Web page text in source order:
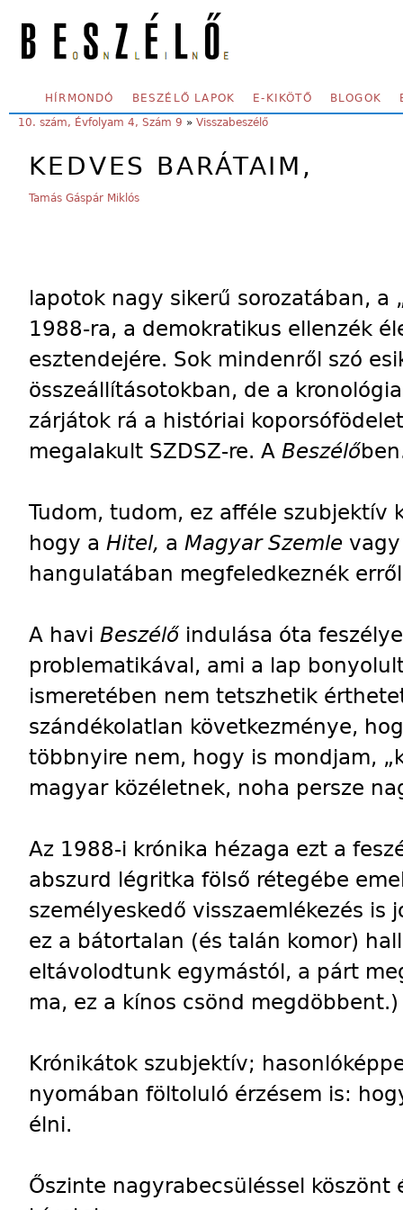
SECONDARY MENU
HÍRMONDÓ BESZÉLŐ LAPOK E-KIKÖTŐ BLOGOK
YOU ARE HERE:
10. szám, Évfolyam 4, Szám 9 » Visszabeszélő
KEDVES BARÁTAIM,
Tamás Gáspár Miklós
lapotok nagy sikerű sorozatában, a
1988-ra, a demokratikus ellenzék
esztendejére. Sok mindenről szó
összeállításotokban, de a
zárjátok rá a históriai
megalakult SZDSZ-re. A Beszélő
Tudom, tudom, ez afféle szubjektív
hogy a Hitel, a Magyar Szemle
hangulatában megfeledkeznék
A havi Beszélő indulása óta
problematikával, ami a lap
ismeretében nem tetszhetik
szándékolatlan következménye,
többnyire nem, hogy is mondjam,
magyar közéletnek, noha persze
Az 1988-i krónika hézaga ezt a
abszurd légritka fölső rétegébe
személyeskedő visszaemlékezés
ez a bátortalan (és talán komor)
eltávolodtunk egymástól, a párt
ma, ez a kínos csönd megdöbbent.)
Krónikátok szubjektív;
nyomában föltoluló érzésem is:
élni.
Őszinte nagyrabecsüléssel köszönt